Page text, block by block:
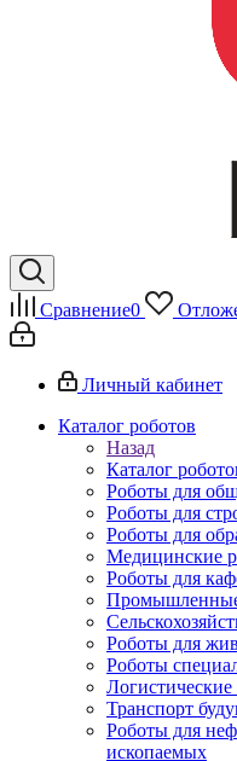
Сравнение0
Личный кабинет
Каталог роботов
Назад
Каталог
Роботы для
Роботы для
Роботы для
Медицинские
Роботы для
Роботы для
Роботы
Транспорт
Роботы для
ископаемых